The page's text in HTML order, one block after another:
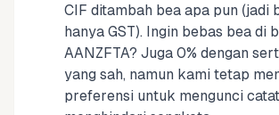
CIF ditambah bea apa pun (jadi
hanya GST). Ingin bebas bea di
AANZFTA? Juga 0% dengan
yang sah, namun kami tetap
preferensi untuk mengunci